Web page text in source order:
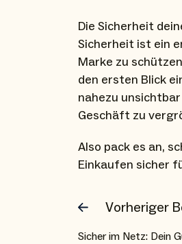
Die Sicherheit
Sicherheit ist ein
Marke zu
den ersten Blick
nahezu
Geschäft zu
Also pack es an,
Einkaufen sicher
Vorheriger
Sicher im Netz: Dein